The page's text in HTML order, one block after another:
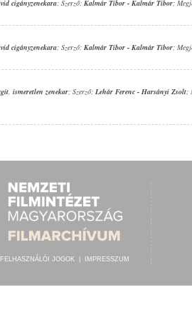
cigányzenekara; Szerző: Kalmár Tibor - Kalmár Tibor;
cigányzenekara; Szerző: Kalmár Tibor - Kalmár Tibor;
, ismeretlen zenekar; Szerző: Lehár Ferenc - Harsányi Zsolt;
JOGOK IMPRESSZUM